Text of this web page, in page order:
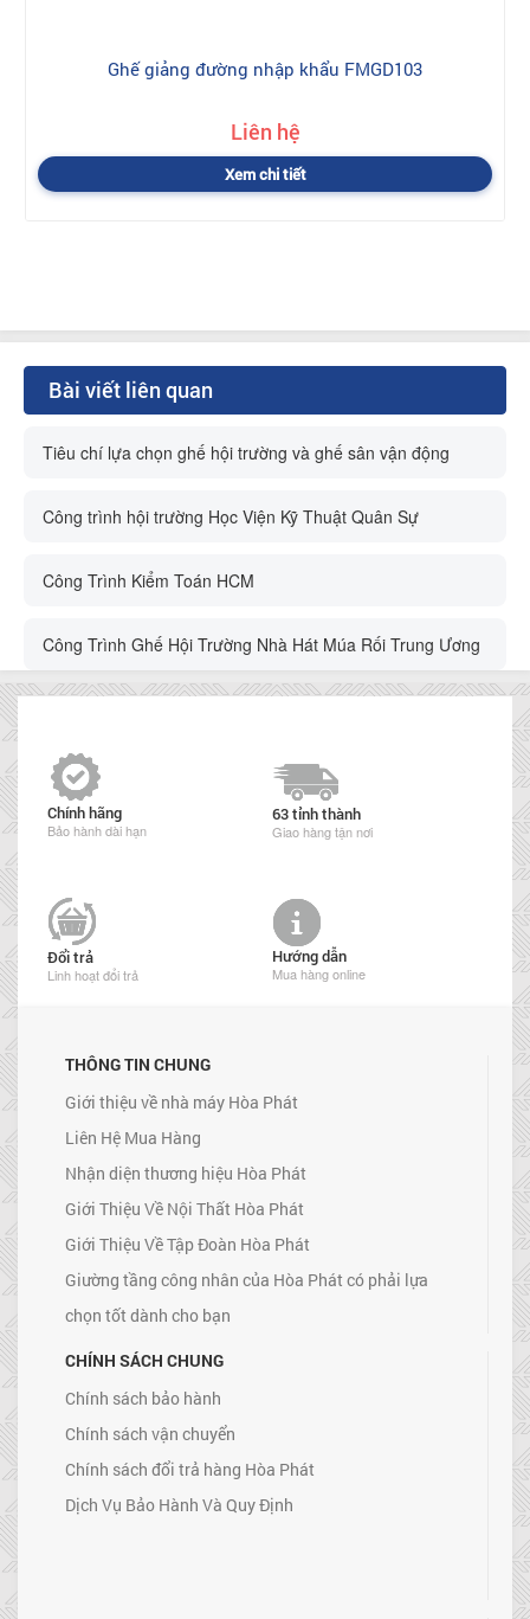
Ghế giảng đường nhập khẩu FMGD103
Liên hệ
Xem chi tiết
Bài viết liên quan
Tiêu chí lựa chọn ghế hội trường và ghế sân vận động
Công trình hội trường Học Viện Kỹ Thuật Quân Sự
Công Trình Kiểm Toán HCM
Công Trình Ghế Hội Trường Nhà Hát Múa Rối Trung Ương
Chính hãng
Bảo hành dài hạn
63 tỉnh thành
Giao hàng tận nơi
Đổi trả
Linh hoạt đổi trả
Hướng dẫn
Mua hàng online
THÔNG TIN CHUNG
Giới thiệu về nhà máy Hòa Phát
Liên Hệ Mua Hàng
Nhận diện thương hiệu Hòa Phát
Giới Thiệu Về Nội Thất Hòa Phát
Giới Thiệu Về Tập Đoàn Hòa Phát
Giường tầng công nhân của Hòa Phát có phải lựa
chọn tốt dành cho bạn
CHÍNH SÁCH CHUNG
Chính sách bảo hành
Chính sách vận chuyển
Chính sách đổi trả hàng Hòa Phát
Dịch Vụ Bảo Hành Và Quy Định